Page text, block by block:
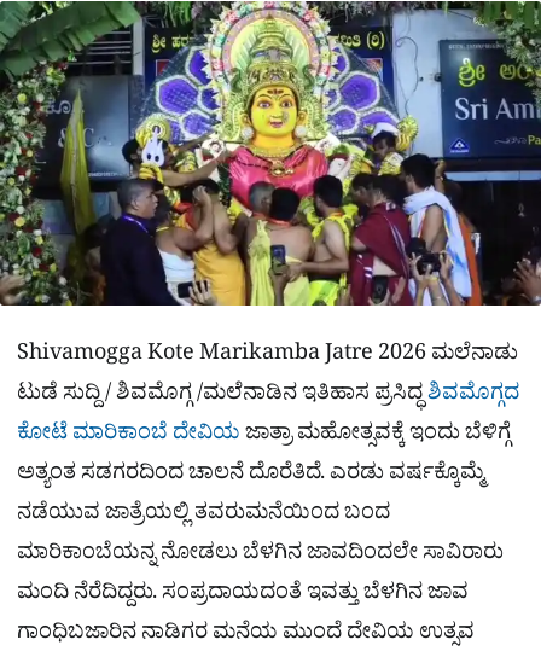
p
p
o
k
a
m
a
r
e
Shivamogga Kote Marikamba Jatre 2026 ಮಲೆನಾಡು
ಟುಡೆ ಸುದ್ದಿ / ಶಿವಮೊಗ್ಗ /ಮಲೆನಾಡಿನ ಇತಿಹಾಸ ಪ್ರಸಿದ್ಧಶಿವಮೊಗ್ಗದ
ಕೋಟೆ ಮಾರಿಕಾಂಬೆ ದೇವಿಯಜಾತ್ರಾ ಮಹೋತ್ಸವಕ್ಕೆ ಇಂದು ಬೆಳಿಗ್ಗೆ
ಅತ್ಯಂತ ಸಡಗರದಿಂದ ಚಾಲನೆ ದೊರೆತಿದೆ. ಎರಡು ವರ್ಷಕ್ಕೊಮ್ಮೆ
ನಡೆಯುವ ಜಾತ್ರೆಯಲ್ಲಿ ತವರುಮನೆಯಿಂದ ಬಂದ
ಮಾರಿಕಾಂಬೆಯನ್ನ ನೋಡಲು ಬೆಳಗಿನ ಜಾವದಿಂದಲೇ ಸಾವಿರಾರು
ಮಂದಿ ನೆರೆದಿದ್ದರು. ಸಂಪ್ರದಾಯದಂತೆ ಇವತ್ತು ಬೆಳಗಿನ ಜಾವ
ಗಾಂಧಿಬಜಾರಿನ ನಾಡಿಗರ ಮನೆಯ ಮುಂದೆ ದೇವಿಯ ಉತ್ಸವ